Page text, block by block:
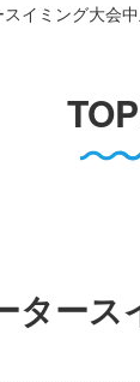
イミング大会
タース